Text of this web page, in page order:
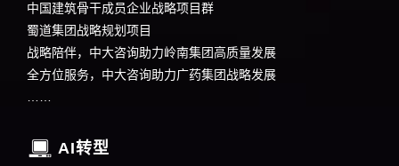
中国建筑骨干成员企业战略项目群
蜀道集团战略规划项目
战略陪伴，中大咨询助力岭南集团高质量发展
全方位服务，中大咨询助力广药集团战略发展
AI转型